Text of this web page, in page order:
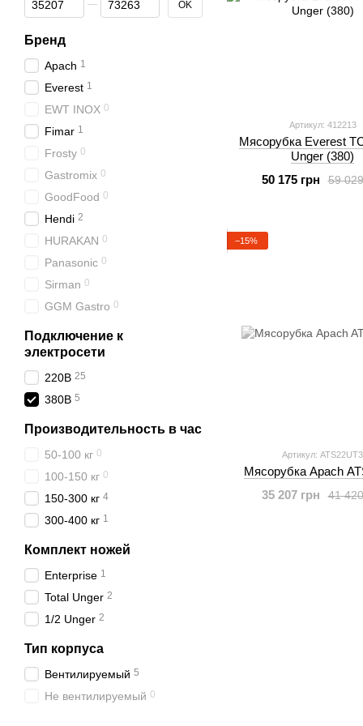
Артикул: 412213
Мясорубка Everest
Unger (380)
59
50 175 грн
−15%
Артикул: ATS22UT3
Мясорубка Apach
41
35 207 грн
OK
Бренд
Apach 1
Everest 1
EWT INOX 0
Fimar 1
Frosty 0
Gastromix 0
GoodFood 0
Hendi 2
HURAKAN 0
Panasonic 0
Sirman 0
GGM Gastro 0
Подключение к
электросети
220В 25
380В 5
Производительность в час
50-100 кг 0
100-150 кг 0
150-300 кг 4
300-400 кг 1
Комплект ножей
Enterprise 1
Total Unger 2
1/2 Unger 2
Тип корпуса
Вентилируемый 5
Не вентилируемый 0